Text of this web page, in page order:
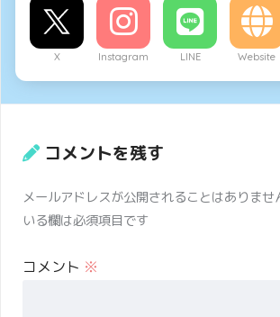
X Instagram LINE Website
コメントを残す
メールアドレスが公開されることはありませ
いる欄は必須項目です
コメント ※